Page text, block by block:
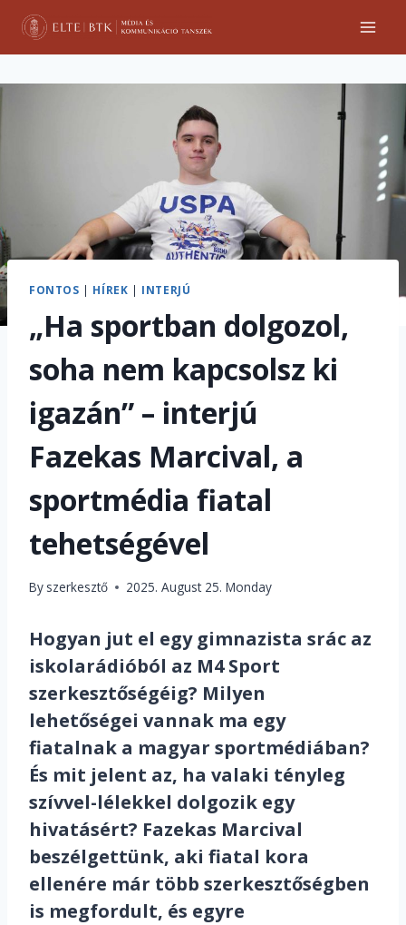
Skip
content
FONTOS | HÍREK | INTERJÚ
„Ha sportban dolgozol,
soha nem kapcsolsz ki
igazán” – interjú
Fazekas Marcival, a
sportmédia fiatal
tehetségével
By szerkesztő 2025. August 25. Monday
Hogyan jut el egy gimnazista srác az
iskolarádióból az M4 Sport
szerkesztőségéig? Milyen
lehetőségei vannak ma egy
fiatalnak a magyar sportmédiában?
És mit jelent az, ha valaki tényleg
szívvel-lélekkel dolgozik egy
hivatásért? Fazekas Marcival
beszélgettünk, aki fiatal kora
ellenére már több szerkesztőségben
is megfordult, és egyre